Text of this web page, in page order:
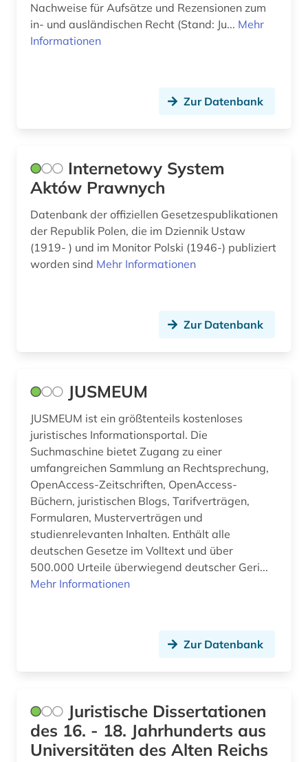
medienwissenschaft (1)
naturwissenschaften (1)
niedersachsen (1)
patentrecht (1)
philologie (1)
philosophie (1)
politikwissenschaft (2)
politologie (1)
presse (3)
privatrecht (5)
psychologie (1)
publizistik (1)
pädagogik (1)
rechtsgeschichte (2)
rechtsprechung (9)
Nachweise für Aufsätze und Rezensionen zum
in- und ausländischen Recht (Stand: Ju... Mehr
Informationen
Zur Datenbank
Internetowy System
Aktów Prawnych
Datenbank der offiziellen Gesetzespublikationen
der Republik Polen, die im Dziennik Ustaw
(1919- ) und im Monitor Polski (1946-) publiziert
worden sind Mehr Informationen
Zur Datenbank
JUSMEUM
JUSMEUM ist ein größtenteils kostenloses
juristisches Informationsportal. Die
Suchmaschine bietet Zugang zu einer
umfangreichen Sammlung an Rechtsprechung,
OpenAccess-Zeitschriften, OpenAccess-
Büchern, juristischen Blogs, Tarifverträgen,
Formularen, Musterverträgen und
studienrelevanten Inhalten. Enthält alle
deutschen Gesetze im Volltext und über
500.000 Urteile überwiegend deutscher Geri...
Mehr Informationen
Zur Datenbank
Juristische Dissertationen
des 16. - 18. Jahrhunderts aus
Universitäten des Alten Reichs